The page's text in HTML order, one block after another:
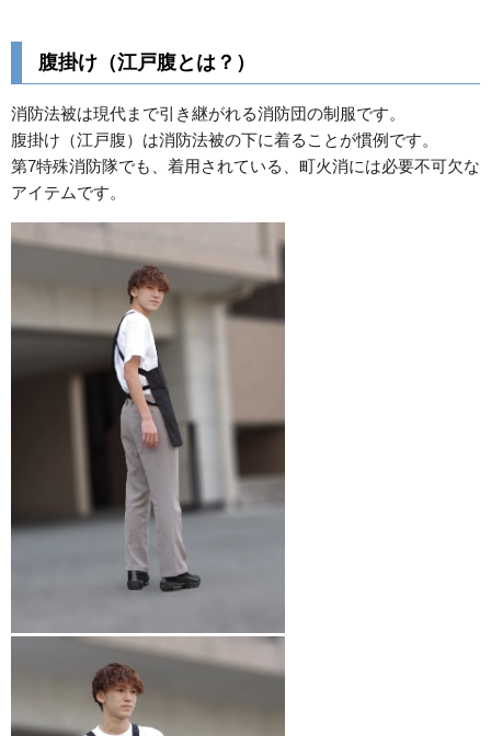
腹掛け（江戸腹とは？）
消防法被は現代まで引き継がれる消防団の制服です。
腹掛け（江戸腹）は消防法被の下に着ることが慣例です。
第7特殊消防隊でも、着用されている、町火消には必要不可欠な
アイテムです。